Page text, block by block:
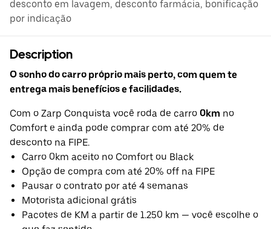
desconto em lavagem, desconto farmácia, bonificação
por indicação
Description
O sonho do carro próprio mais perto, com quem te
entrega mais benefícios e facilidades.
Com o Zarp Conquista você roda de carro 0km no
Comfort e ainda pode comprar com até 20% de
desconto na FIPE.
Carro 0km aceito no Comfort ou Black
Opção de compra com até 20% off na FIPE
Pausar o contrato por até 4 semanas
Motorista adicional grátis
Pacotes de KM a partir de 1.250 km — você escolhe o